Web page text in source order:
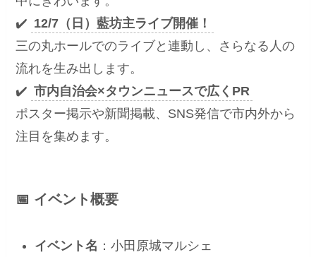
✔️ 12/7（日）藍坊主ライブ開催！
三の丸ホールでのライブと連動し、さらなる人の
流れを生み出します。
✔️ 市内自治会×タウンニュースで広くPR
ポスター掲示や新聞掲載、SNS発信で市内外から
注目を集めます。
📅 イベント概要
イベント名 ：小田原城マルシェ